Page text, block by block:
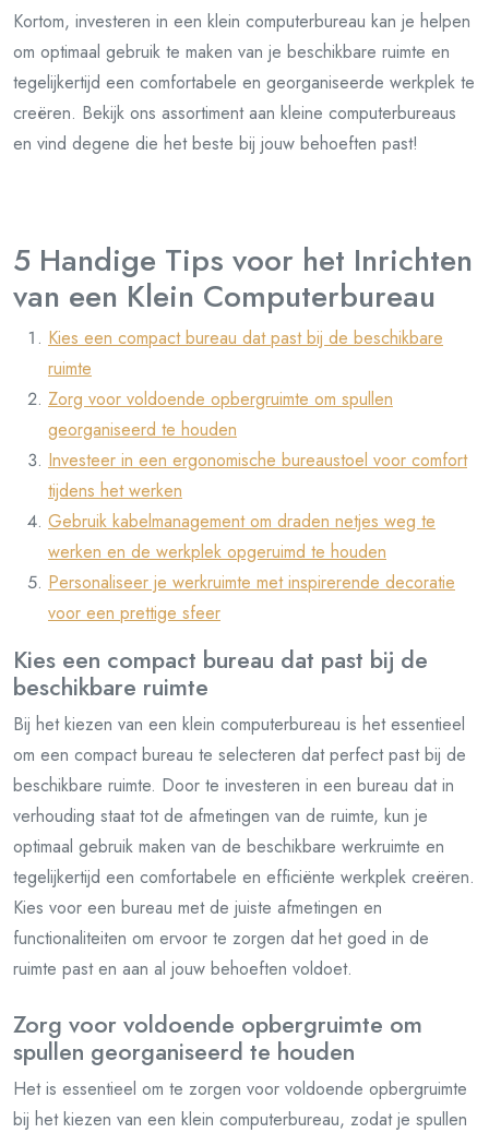
Kortom, investeren in een klein computerbureau kan je helpen
om optimaal gebruik te maken van je beschikbare ruimte en
tegelijkertijd een comfortabele en georganiseerde werkplek te
creëren. Bekijk ons assortiment aan kleine computerbureaus
en vind degene die het beste bij jouw behoeften past!
5 Handige Tips voor het Inrichten
van een Klein Computerbureau
Kies een compact bureau dat past bij de beschikbare
ruimte
Zorg voor voldoende opbergruimte om spullen
georganiseerd te houden
Investeer in een ergonomische bureaustoel voor comfort
tijdens het werken
Gebruik kabelmanagement om draden netjes weg te
werken en de werkplek opgeruimd te houden
Personaliseer je werkruimte met inspirerende decoratie
voor een prettige sfeer
Kies een compact bureau dat past bij de
beschikbare ruimte
Bij het kiezen van een klein computerbureau is het essentieel
om een compact bureau te selecteren dat perfect past bij de
beschikbare ruimte. Door te investeren in een bureau dat in
verhouding staat tot de afmetingen van de ruimte, kun je
optimaal gebruik maken van de beschikbare werkruimte en
tegelijkertijd een comfortabele en efficiënte werkplek creëren.
Kies voor een bureau met de juiste afmetingen en
functionaliteiten om ervoor te zorgen dat het goed in de
ruimte past en aan al jouw behoeften voldoet.
Zorg voor voldoende opbergruimte om
spullen georganiseerd te houden
Het is essentieel om te zorgen voor voldoende opbergruimte
bij het kiezen van een klein computerbureau, zodat je spullen